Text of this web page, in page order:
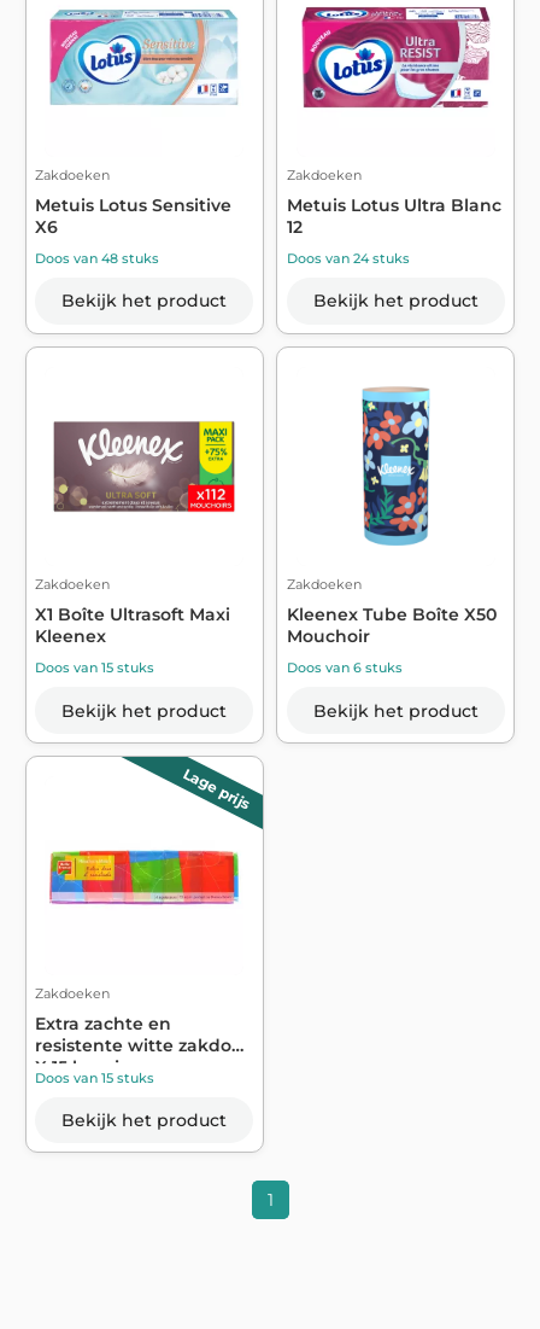
Zakdoeken
Metuis Lotus Sensitive
X6
Doos van 48 stuks
Bekijk het product
Zakdoeken
Metuis Lotus Ultra Blanc
12
Doos van 24 stuks
Bekijk het product
Zakdoeken
X1 Boîte Ultrasoft Maxi
Kleenex
Doos van 15 stuks
Bekijk het product
Zakdoeken
Kleenex Tube Boîte X50
Mouchoir
Doos van 6 stuks
Bekijk het product
Lage prijs
Zakdoeken
Extra zachte en
resistente witte zakdoek
X 15 hoesjes...
Doos van 15 stuks
Bekijk het product
1